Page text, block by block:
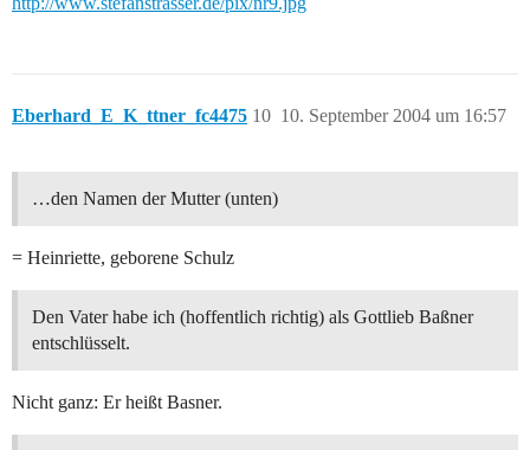
Eberhard_E_K_ttner_fc4475 10. September 2004 um 16:57
10
…den Namen der Mutter (unten)
= Heinriette, geborene Schulz
Den Vater habe ich (hoffentlich richtig) als Gottlieb Baßner
entschlüsselt.
Nicht ganz: Er heißt Basner.